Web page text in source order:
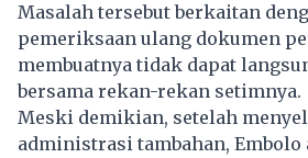
Masalah tersebut berkaitan
pemeriksaan ulang dokumen
membuatnya tidak dapat
bersama rekan-rekan setimnya.
Meski demikian, setelah
administrasi tambahan,